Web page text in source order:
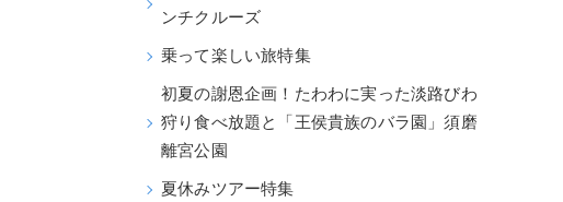
ンチクルーズ
乗って楽しい旅特集
初夏の謝恩企画！たわわに実った淡路びわ
狩り食べ放題と「王侯貴族のバラ園」須磨
離宮公園
夏休みツアー特集